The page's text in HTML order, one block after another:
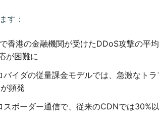
す：
香港の金融機関が受けたDDoS攻撃の平
が困難に
バイダの従量課金モデルでは、急激なト
頻発
スボーダー通信で、従来のCDNでは30%